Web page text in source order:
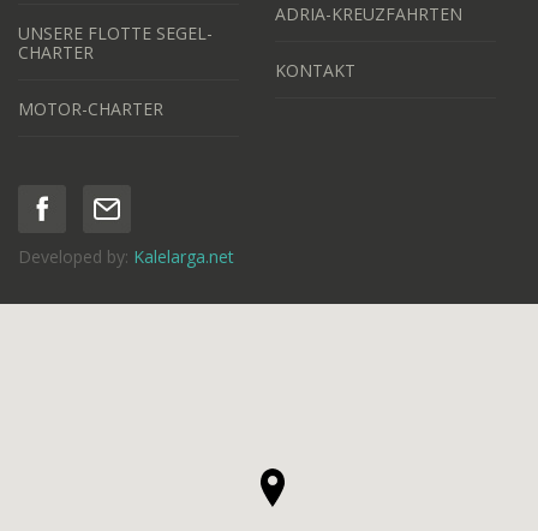
UNSERE FLOTTE SEGEL-
CHARTER
MOTOR-CHARTER
ADRIA-KREUZFAHRTEN
KONTAKT
Developed by: Kalelarga.net